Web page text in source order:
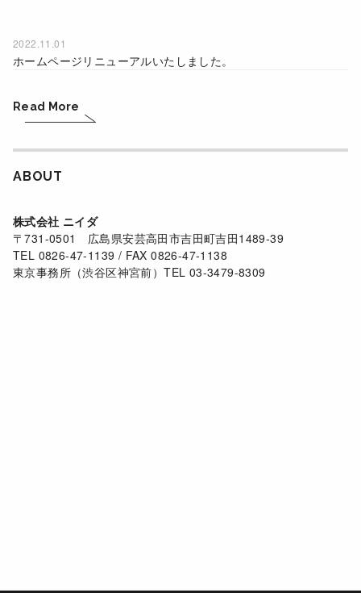
2022.11.01
ホームページリニューアルいたしました。
Read More
ABOUT
株式会社 ニイダ
〒731-0501 広島県安芸高田市吉田町吉田1489-39
TEL 0826-47-1139 / FAX 0826-47-1138
東京事務所（渋谷区神宮前）TEL 03-3479-8309